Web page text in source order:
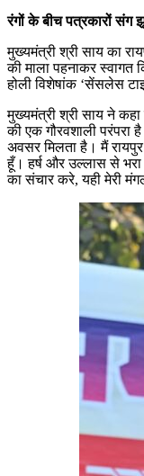
रंगों के बीच पत्रकारों संग
मुख्यमंत्री श्री साय का
की माला पहनाकर
होली विशेषांक ‘सेंसलेस
मुख्यमंत्री श्री साय ने
की एक गौरवशाली परंपरा
अवसर मिलता है। मैं
हूँ। हर्ष और उल्लास से
का संचार करे, यही मेरी